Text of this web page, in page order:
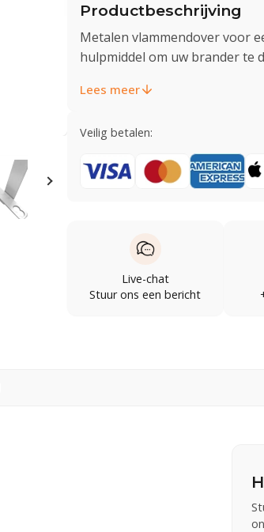
Productbeschrijving
Metalen vlammendover voor
hulpmiddel om uw brander te
Lees meer
Veilig betalen:
Live-chat
Stuur ons een bericht